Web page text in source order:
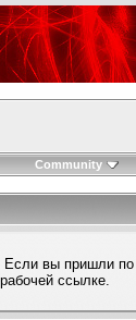
Community
Если вы пришли
ссылке.